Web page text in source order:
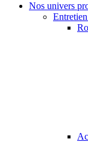
Nos univers